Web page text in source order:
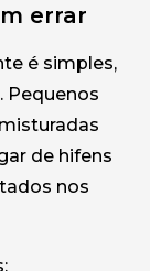
errar
é simples,
Pequenos
de hifens
nos